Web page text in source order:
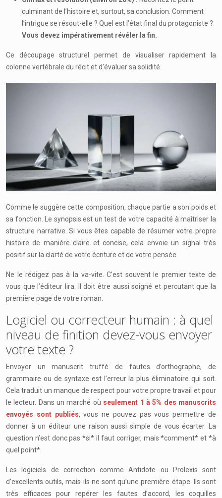
culminant de l’histoire et, surtout, sa conclusion. Comment
l’intrigue se résout-elle ? Quel est l’état final du protagoniste ?
Vous devez impérativement révéler la fin.
Ce découpage structurel permet de visualiser rapidement la
colonne vertébrale du récit et d’évaluer sa solidité.
Comme le suggère cette composition, chaque partie a son poids et
sa fonction. Le synopsis est un test de votre capacité à maîtriser la
structure narrative. Si vous êtes capable de résumer votre propre
histoire de manière claire et concise, cela envoie un signal très
positif sur la clarté de votre écriture et de votre pensée.
Ne le rédigez pas à la va-vite. C’est souvent le premier texte de
vous que l’éditeur lira. Il doit être aussi soigné et percutant que la
première page de votre roman.
Logiciel ou correcteur humain : à quel
niveau de finition devez-vous envoyer
votre texte ?
Envoyer un manuscrit truffé de fautes d’orthographe, de
grammaire ou de syntaxe est l’erreur la plus éliminatoire qui soit.
Cela traduit un manque de respect pour votre propre travail et pour
le lecteur. Dans un marché où seulement 1 à 5% des manuscrits
envoyés sont publiés, vous ne pouvez pas vous permettre de
donner à un éditeur une raison aussi simple de vous écarter. La
question n’est donc pas *si* il faut corriger, mais *comment* et *à
quel point*.
Les logiciels de correction comme Antidote ou Prolexis sont
d’excellents outils, mais ils ne sont qu’une première étape. Ils sont
très efficaces pour repérer les fautes d’accord, les coquilles